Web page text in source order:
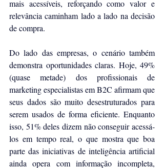
mais acessíveis, reforçando como valor e
relevância caminham lado a lado na decisão
de compra.
Do lado das empresas, o cenário também
demonstra oportunidades claras. Hoje, 49%
(quase metade) dos profissionais de
marketing especialistas em B2C afirmam que
seus dados são muito desestruturados para
serem usados de forma eficiente. Enquanto
isso, 51% deles dizem não conseguir acessá-
los em tempo real, o que mostra que boa
parte das iniciativas de inteligência artificial
ainda opera com informação incompleta,